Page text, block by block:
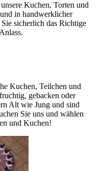
Kuchen, Torten und
in handwerklicher
sicherlich das Richtige
Kuchen, Teilchen und
gebacken oder
Alt wie Jung und sind
Sie uns und wählen
und Kuchen!